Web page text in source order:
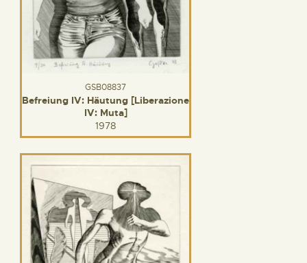
GSB08837
Befreiung IV: Häutung [Liberazione
IV: Muta]
1978